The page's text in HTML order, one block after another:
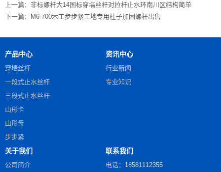
上一篇： 非标螺杆大14国标穿墙丝杆对拉杆止水环南川区结构简单
下一篇：
M6-700木工步步紧工地专用柱子加固螺杆出售
产品中心
穿墙丝杆
一段式止水丝杆
三段式止水丝杆
山形卡
山形母
步步紧
资讯中心
行业新闻
专业知识
关于我们
公司简介
联系我们
电话：18581112355